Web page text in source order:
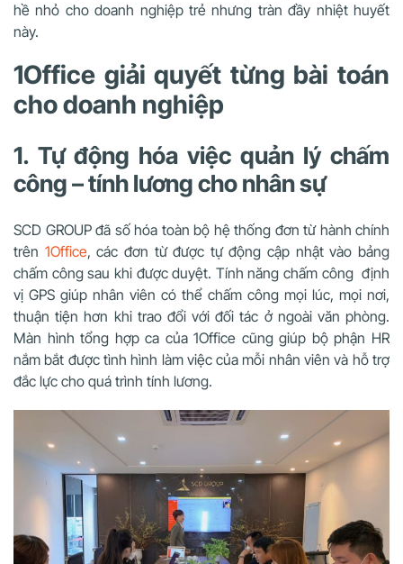
hề nhỏ cho doanh nghiệp trẻ nhưng tràn đầy nhiệt huyết
này.
1Office giải quyết từng bài toán
cho doanh nghiệp
1. Tự động hóa việc quản lý chấm
công – tính lương cho nhân sự
SCD GROUP đã số hóa toàn bộ hệ thống đơn từ hành chính
trên 1Office, các đơn từ được tự động cập nhật vào bảng
chấm công sau khi được duyệt. Tính năng chấm công định
vị GPS giúp nhân viên có thể chấm công mọi lúc, mọi nơi,
thuận tiện hơn khi trao đổi với đối tác ở ngoài văn phòng.
Màn hình tổng hợp ca của 1Office cũng giúp bộ phận HR
nắm bắt được tình hình làm việc của mỗi nhân viên và hỗ trợ
đắc lực cho quá trình tính lương.